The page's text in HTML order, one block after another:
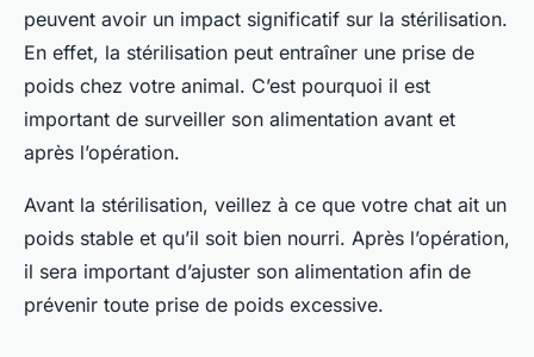
peuvent avoir un impact significatif sur la stérilisation.
En effet, la stérilisation peut entraîner une prise de
poids chez votre animal. C’est pourquoi il est
important de surveiller son alimentation avant et
après l’opération.
Avant la stérilisation, veillez à ce que votre chat ait un
poids stable et qu’il soit bien nourri. Après l’opération,
il sera important d’ajuster son alimentation afin de
prévenir toute prise de poids excessive.